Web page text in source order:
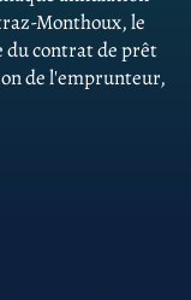
Monthoux, le
du contrat de prêt
de l'emprunteur,